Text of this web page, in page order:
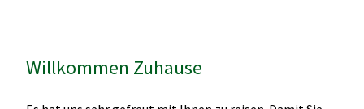
Willkommen Zuhause